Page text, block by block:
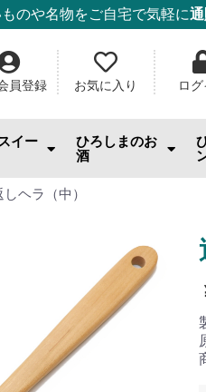
のや名物をご自宅で気軽に
員登録 お気に入り ロ
イー
き菓子
おやつ
ーツ
ひろしまのお
酒
IWC2026「SAKE部門
日本酒
ワイン
ウィスキー・スピリ
酎ハイ
ビール
果実酒・リキュール
焼酎
しヘラ（中）